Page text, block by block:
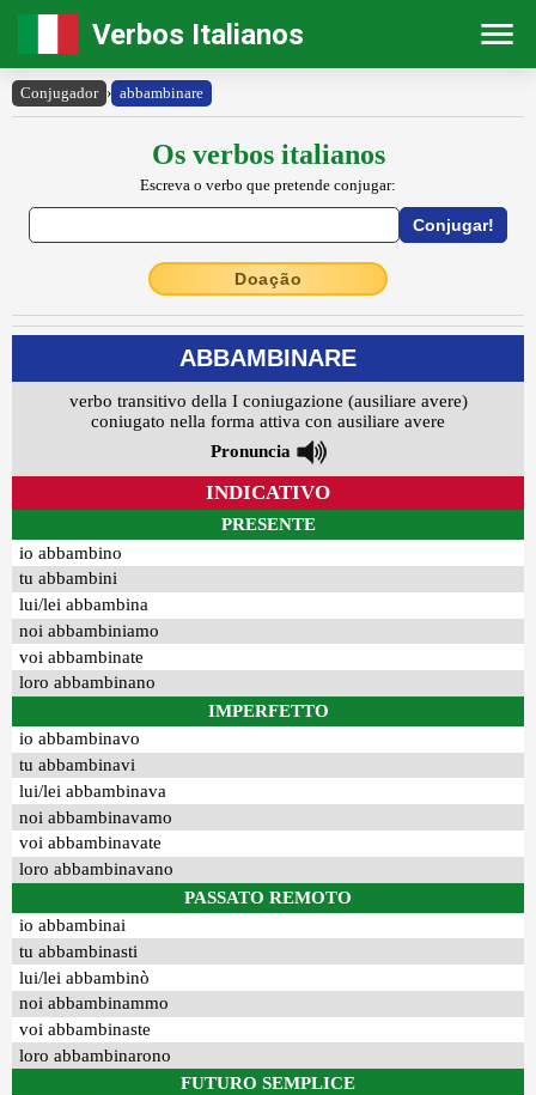
Verbos Italianos
Conjugador › abbambinare
Os verbos italianos
Escreva o verbo que pretende conjugar:
Doação
ABBAMBINARE
verbo transitivo della I coniugazione (ausiliare avere)
coniugato nella forma attiva con ausiliare avere
Pronuncia
INDICATIVO
PRESENTE
io abbambino
tu abbambini
lui/lei abbambina
noi abbambiniamo
voi abbambinate
loro abbambinano
IMPERFETTO
io abbambinavo
tu abbambinavi
lui/lei abbambinava
noi abbambinavamo
voi abbambinavate
loro abbambinavano
PASSATO REMOTO
io abbambinai
tu abbambinasti
lui/lei abbambinò
noi abbambinammo
voi abbambinaste
loro abbambinarono
FUTURO SEMPLICE